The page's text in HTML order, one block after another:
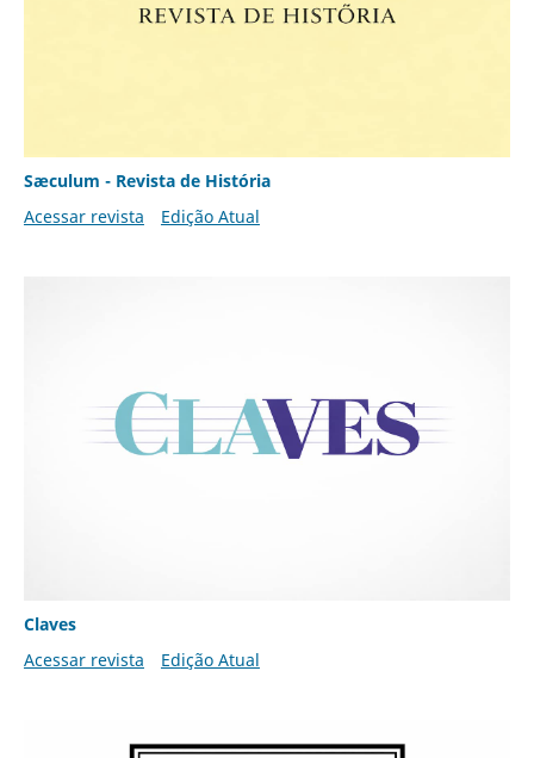
Sæculum - Revista de História
Acessar revista
Edição Atual
Claves
Acessar revista
Edição Atual